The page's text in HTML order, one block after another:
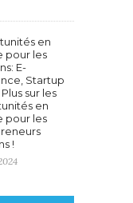
en
pour les
E-
Startup
sur les
en
pour les
!